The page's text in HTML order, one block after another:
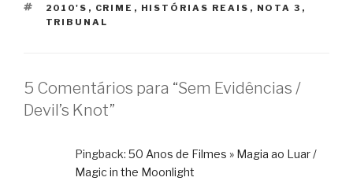
TAGS
2010'S , CRIME , HISTÓRIAS REAIS , NOTA 3 ,
TRIBUNAL
5 Comentários para “Sem Evidências /
Devil’s Knot”
Pingback: 50 Anos de Filmes » Magia ao Luar /
Magic in the Moonlight